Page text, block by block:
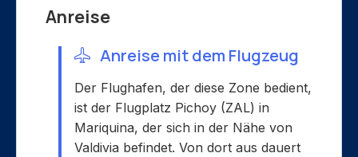
Anreise
Anreise mit dem Flugzeug
Der Flughafen, der diese Zone bedient,
ist der Flugplatz Pichoy (ZAL) in
Mariquina, der sich in der Nähe von
Valdivia befindet. Von dort aus dauert